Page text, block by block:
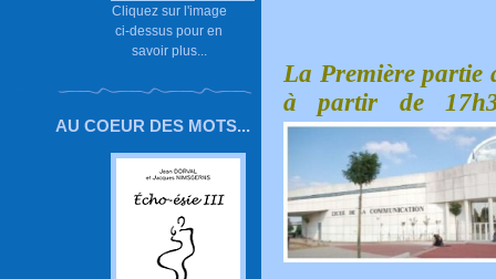
Cliquez sur l'image
ci-dessus pour en
savoir plus...
AU COEUR DES MOTS...
La Première partie
à partir de